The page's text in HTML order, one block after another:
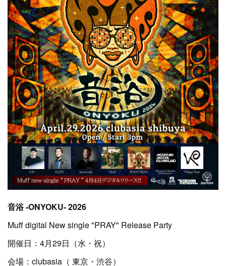
音浴 -ONYOKU- 2026
Muff digital New single "PRAY" Release Party
開催日：4月29日（水・祝）
会場：clubasia（ 東京・渋谷）